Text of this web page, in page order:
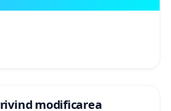
modificarea